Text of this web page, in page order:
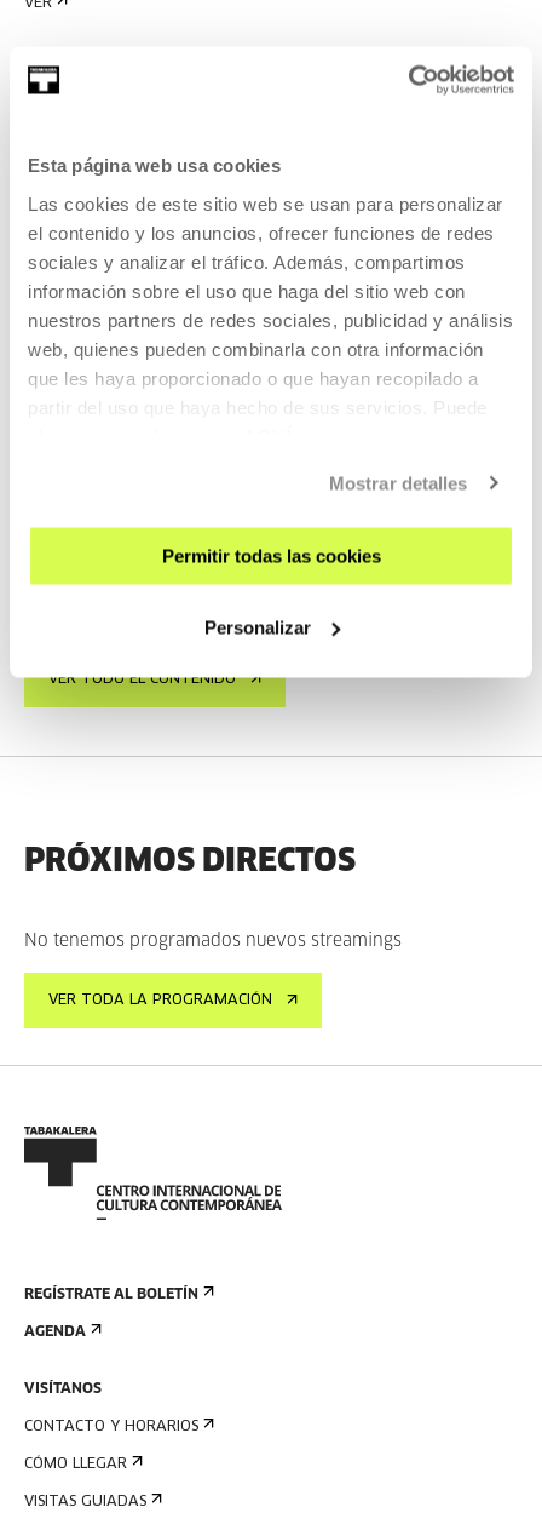
Esta página web usa cookies
Las cookies de este sitio web se usan para personalizar
el contenido y los anuncios, ofrecer funciones de redes
sociales y analizar el tráfico. Además, compartimos
información sobre el uso que haga del sitio web con
nuestros partners de redes sociales, publicidad y análisis
web, quienes pueden combinarla con otra información
que les haya proporcionado o que hayan recopilado a
partir del uso que haya hecho de sus servicios. Puede
Mostrar detalles
Permitir todas las cookies
Personalizar
VER
DURACIÓN 00:06:53
Entrevista a Carla Filipe
CARLA FILIPE
VER
VER
VER TODO EL CONTENIDO
PRÓXIMOS DIRECTOS
No tenemos programados nuevos streamings
VER TODA LA PROGRAMACIÓN
REGÍSTRATE AL BOLETÍN
AGENDA
VISÍTANOS
CONTACTO Y HORARIOS
CÓMO LLEGAR
VISITAS GUIADAS